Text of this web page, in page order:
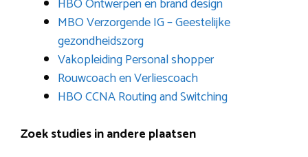
MBO Verzorgende IG – Geestelijke
gezondheidszorg
Vakopleiding Personal shopper
Rouwcoach en Verliescoach
HBO CCNA Routing and Switching
Zoek studies in andere plaatsen